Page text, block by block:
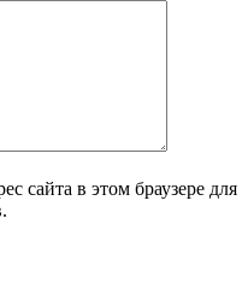
сайта в этом браузере для